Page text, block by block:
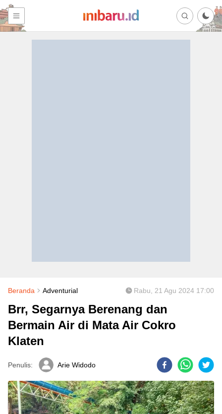
Beranda Adventurial Rabu, 21 Agu 2024 17:00
Brr, Segarnya Berenang dan
Bermain Air di Mata Air Cokro
Klaten
Penulis: Arie Widodo